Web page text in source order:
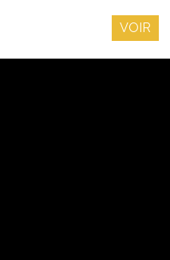
VOIR